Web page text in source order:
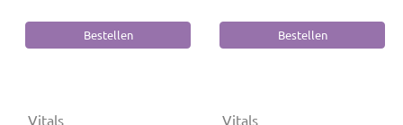
Vitals Vitals